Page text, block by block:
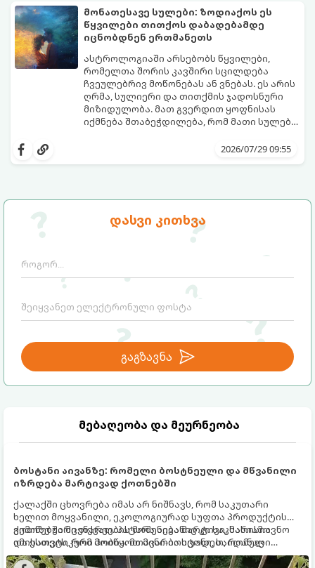
დასვი კითხვა
გაგზავნა
მებაღეობა და მეურნეობა
ბოსტანი აივანზე: რომელი ბოსტნეული და მწვანილი
იზრდება მარტივად ქოთნებში
ქალაქში ცხოვრება იმას არ ნიშნავს, რომ საკუთარი
ხელით მოყვანილი, ეკოლოგიურად სუფთა პროდუქტის
გემოზე უარი თქვათ. პატარა აივანიც კი საკმარისია
იმისათვის, რომ მოიწყოთ მინი-ბოსტანი, საიდანაც
ყოველდღიურად ახალ, არომატულ მწვანილსა და
ქოთნებში მცენარეების მოშენება მარტივი, სასიამოვნო
და ესთეტიკური ჰობია. მთავარია იცოდეთ, რომელი
კულტურები ეგუებიან ქოთნის პირობებს ყველაზე კარგად
ახლობლებად ვთვლიდით, უეცრად მიდიან.
ასეთ მომენტებში ადვილია
სასოწარკვეთილებაში ჩავარდნა. თუმცა
ეზოთერიკასა და ფსიქოლოგიაში ეს
ფენომენი ხშირად სხვანაირად
განიხილება: როგორც სამყაროს (ან ჩვენი
არაცნობიერის) ფარული დამცავი
მექანიზმების მუშაობა, რომელთაც
რეალური, მაგრამ ჯერ კიდევ უხილავი
საფრთხისგან შორს მივყავართ.
აი, 5 აშკარა ნიშანი იმისა, რომ
მომხდარი მარცხი სასჯელი კი არა,
თქვენი დაცვისკენ მიმართული
სამყაროს მცდელობაა:
მონათესავე სულები: ზოდიაქოს ეს
წყვილები თითქოს დაბადებამდე
იცნობდნენ ერთმანეთს
ასტროლოგიაში არსებობს წყვილები,
რომელთა შორის კავშირი სცილდება
ჩვეულებრივ მოწონებას ან ვნებას. ეს არის
ღრმა, სულიერი და თითქმის ჯადოსნური
მიზიდულობა. მათ გვერდით ყოფნისას
იქმნება შთაბეჭდილება, რომ მათი სულები
იდეალურ წყვილებს, რომლებიც
2026/07/29 09:55